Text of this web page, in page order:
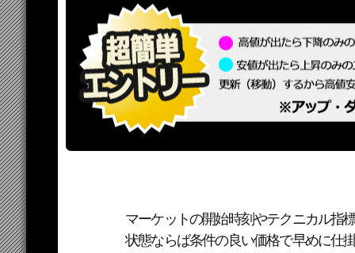
マーケットの開始時刻やテクニカル指
状態ならば条件の良い価格で早めに仕